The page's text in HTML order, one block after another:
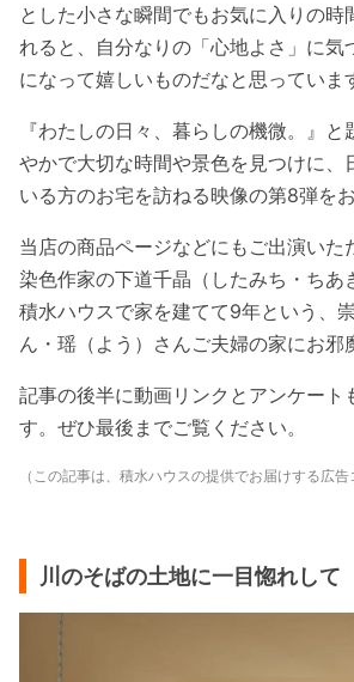
とした小さな瞬間でもお気に入りの時
れると、自分なりの「心地よさ」に気
になって嬉しいものだなと思っていま
『わたしの日々、暮らしの機微。』と
やかで大切な時間や景色を見つけに、
いる方のお宅を訪ねる映像の第8弾をお
当店の商品ページなどにもご出演いた
染色作家の下道千晶（したみち・ちあ
積水ハウスで家を建てて9年という、
ん・瑶（よう）さんご夫婦の家にお邪
記事の後半に動画リンクとアンケート
す。ぜひ最後までご覧ください。
（この記事は、積水ハウスの提供でお届けする広告
川のそばの土地に一目惚れして